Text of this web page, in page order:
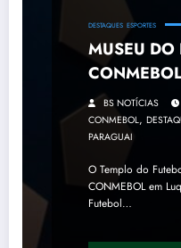
DESTAQUES ESPORTES
MUSEU DO
BS NOTÍCIAS
CONMEBOL,
PARAGUAI
O Templo do
CONMEBOL em
Futebol…